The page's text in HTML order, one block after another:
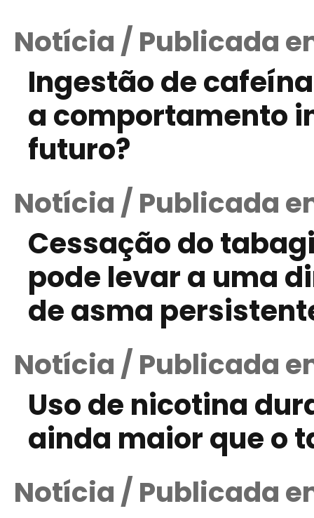
Notícia / Publicada
Ingestão de
a comportamento
futuro?
Notícia / Publicada
Cessação do
pode levar a uma
de asma
Notícia / Publicada
Uso de nicotina
ainda maior que o
Notícia / Publicada